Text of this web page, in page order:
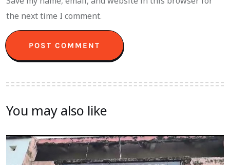
the next time I comment.
You may also like